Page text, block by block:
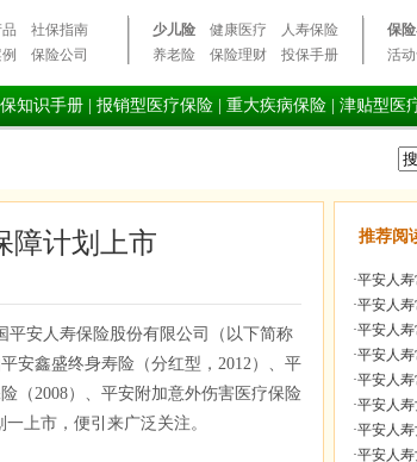
社保指南
保险公司
少儿险 健康医疗
人寿保险
养老险
保险理财 投保手册
保
活
知识手册 报销型医疗保险 重大疾病保险 津贴型医
障计划上市
平安人寿保险股份有限公司（以下简称
安鑫盛终身寿险（分红型，2012）、平
（2008）、平安附加意外伤害医疗保险
上市，便引来广泛关注。
推荐阅
·平安人
·平安人
·平安人
·平安人
·平安人
·平安人寿
·平安人寿
·平安人寿